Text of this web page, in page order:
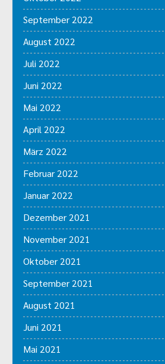
September 2022
August 2022
Juli 2022
Juni 2022
Mai 2022
April 2022
März 2022
Februar 2022
Januar 2022
Dezember 2021
November 2021
Oktober 2021
September 2021
August 2021
Juni 2021
Mai 2021